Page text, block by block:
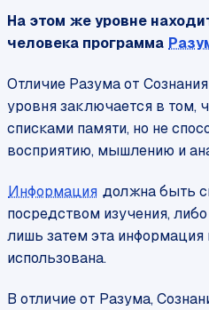
На этом же уровне
человека программа
Отличие Разума от
уровня заключается в том,
списками памяти, но не
восприятию, мышлению и
Информация должна быть
посредством изучения,
лишь затем эта
использована.
В отличие от Разума,